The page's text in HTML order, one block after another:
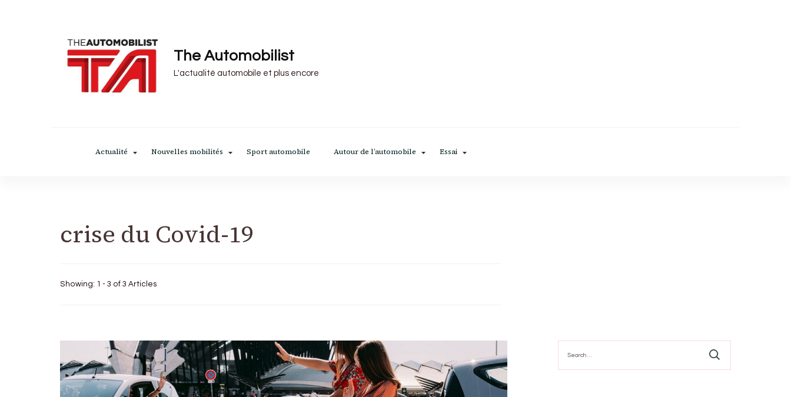
The Automobilist
L'actualité automobile et plus encore
Actualité Nouvelles mobilités Sport automobile Autour de l’automobile Essai
crise du Covid-19
Showing: 1 - 3 of 3 Articles
for: